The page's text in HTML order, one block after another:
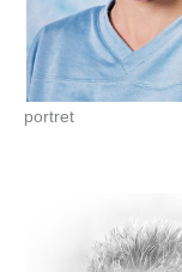
portret